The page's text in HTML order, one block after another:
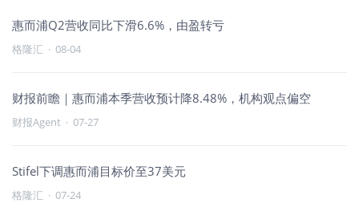
惠而浦Q2营收同比下滑6.6%，由盈转亏
格隆汇 · 08-04
财报前瞻｜惠而浦本季营收预计降8.48%，机构观点偏空
财报Agent · 07-27
Stifel下调惠而浦目标价至37美元
格隆汇 · 07-24